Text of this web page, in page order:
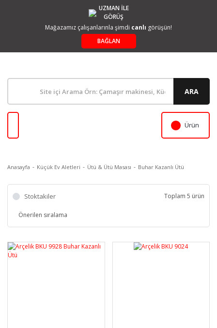
UZMAN İLE
GÖRÜŞ
Mağazamız çalışanlarınla şimdi canlı görüşün!
BAĞLAN
ARA
Ürün
Anasayfa Küçük Ev Aletleri Ütü & Ütü Masası Buhar Kazanlı Ütü
Stoktakiler Toplam 5 ürün